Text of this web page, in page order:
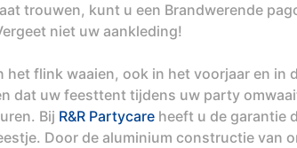
trouwen, kunt u een Brandwerende
niet uw aankleding!
het flink waaien, ook in het voorjaar en in
dat uw feesttent tijdens uw party
Bij R&R Partycare heeft u de garantie
Door de aluminium constructie van